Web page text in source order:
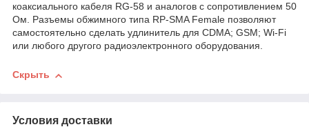
коаксиального кабеля RG-58 и аналогов с сопротивлением 50
Ом. Разъемы обжимного типа RP-SMA Female позволяют
самостоятельно сделать удлинитель для CDMA; GSM; Wi-Fi
или любого другого радиоэлектронного оборудования.
Скрыть
Условия доставки